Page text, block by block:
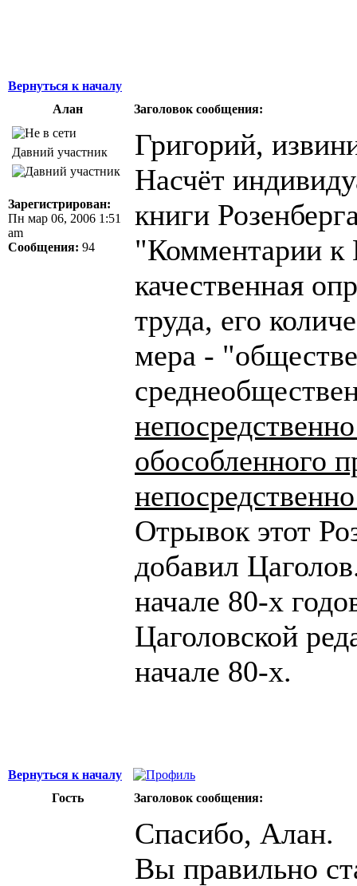
Вернуться к началу
Алан
Заголовок сообщения:
Давний участник
Зарегистрирован:
Пн мар 06, 2006 1:51
am
Сообщения: 94
Григорий,
Насчёт
книги
"Комментарии к
качественная
труда, его
мера -
обособленного
Отрывок этот
добавил
начале 80-х
Цаголовской
начале 80-х.
Вернуться к началу
Гость
Заголовок сообщения:
Спасибо, Алан.
Вы правильно